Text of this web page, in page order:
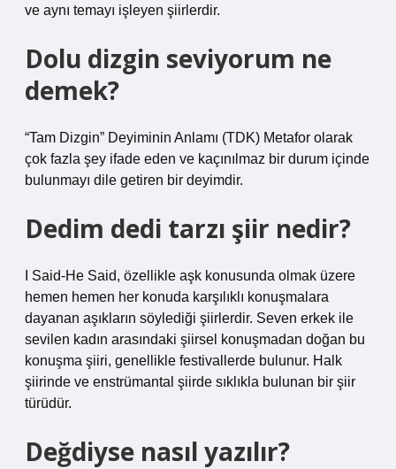
ve aynı temayı işleyen şiirlerdir.
Dolu dizgin seviyorum ne
demek?
“Tam Dizgin” Deyiminin Anlamı (TDK) Metafor olarak
çok fazla şey ifade eden ve kaçınılmaz bir durum içinde
bulunmayı dile getiren bir deyimdir.
Dedim dedi tarzı şiir nedir?
I Said-He Said, özellikle aşk konusunda olmak üzere
hemen hemen her konuda karşılıklı konuşmalara
dayanan aşıkların söylediği şiirlerdir. Seven erkek ile
sevilen kadın arasındaki şiirsel konuşmadan doğan bu
konuşma şiiri, genellikle festivallerde bulunur. Halk
şiirinde ve enstrümantal şiirde sıklıkla bulunan bir şiir
türüdür.
Değdiyse nasıl yazılır?